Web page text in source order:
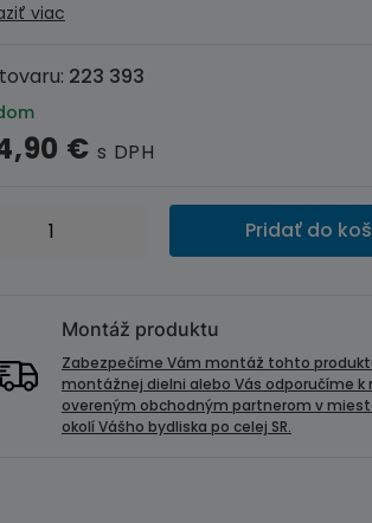
viac
223 393
€ s DPH
Pridať do
Montáž produktu
Zabezpečíme Vám montáž tohto
montážnej dielni alebo Vás odporučíme k
overeným obchodným partnerom v
okolí Vášho bydliska po celej SR.